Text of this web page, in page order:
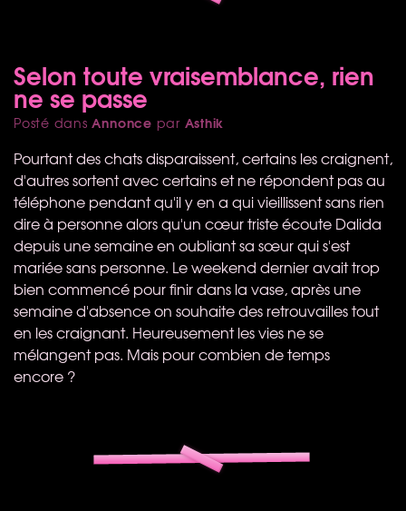
Selon toute vraisemblance, rien
ne se passe
Posté dansAnnonce par Asthik
Pourtant des chats disparaissent, certains les craignent,
d'autres sortent avec certains et ne répondent pas au
téléphone pendant qu'il y en a qui vieillissent sans rien
dire à personne alors qu'un cœur triste écoute Dalida
depuis une semaine en oubliant sa sœur qui s'est
mariée sans personne. Le weekend dernier avait trop
bien commencé pour finir dans la vase, après une
semaine d'absence on souhaite des retrouvailles tout
en les craignant. Heureusement les vies ne se
mélangent pas. Mais pour combien de temps
encore ?